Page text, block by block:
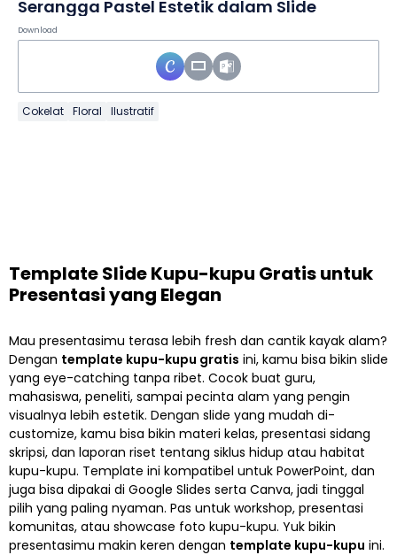
Serangga Pastel Estetik dalam Slide
Download
Cokelat Floral Ilustratif
Template Slide Kupu-kupu Gratis untuk
Presentasi yang Elegan
Mau presentasimu terasa lebih fresh dan cantik kayak alam?
Dengan template kupu-kupu gratis ini, kamu bisa bikin slide
yang eye-catching tanpa ribet. Cocok buat guru,
mahasiswa, peneliti, sampai pecinta alam yang pengin
visualnya lebih estetik. Dengan slide yang mudah di-
customize, kamu bisa bikin materi kelas, presentasi sidang
skripsi, dan laporan riset tentang siklus hidup atau habitat
kupu-kupu. Template ini kompatibel untuk PowerPoint, dan
juga bisa dipakai di Google Slides serta Canva, jadi tinggal
pilih yang paling nyaman. Pas untuk workshop, presentasi
komunitas, atau showcase foto kupu-kupu. Yuk bikin
presentasimu makin keren dengan template kupu-kupu ini.